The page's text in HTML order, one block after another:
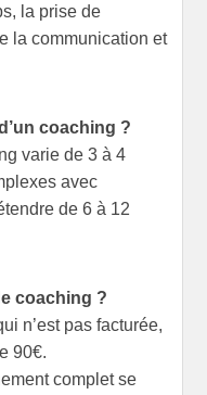
la prise de
la communication et
coaching ?
varie de 3 à 4
avec
de 6 à 12
coaching ?
n’est pas facturée,
90€.
complet se